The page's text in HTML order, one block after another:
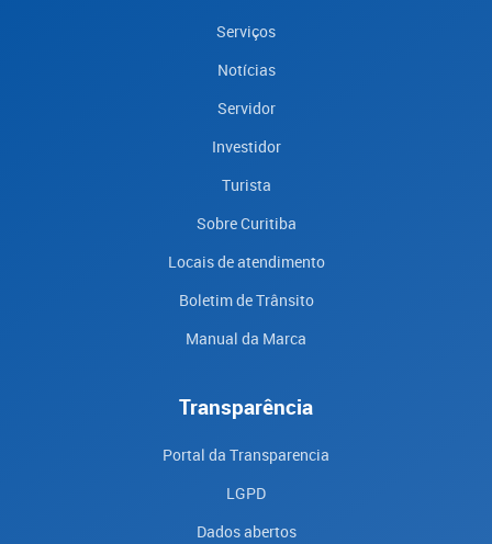
Serviços
Notícias
Servidor
Investidor
Turista
Sobre Curitiba
Locais de atendimento
Boletim de Trânsito
Manual da Marca
Transparência
Portal da Transparencia
LGPD
Dados abertos